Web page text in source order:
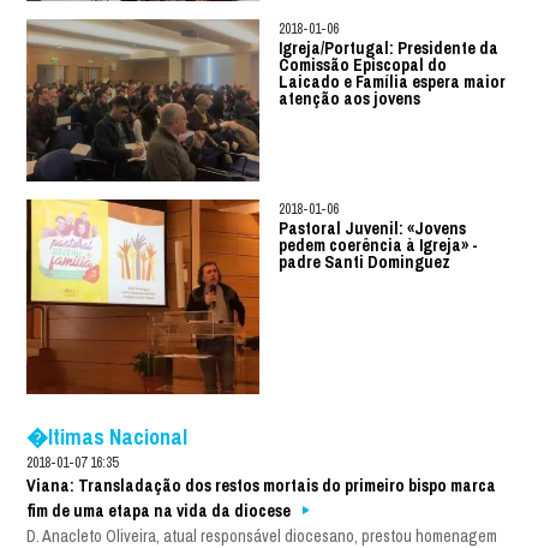
2018-01-06
Igreja/Portugal: Presidente da
Comissão Episcopal do
Laicado e Família espera maior
atenção aos jovens
2018-01-06
Pastoral Juvenil: «Jovens
pedem coerência à Igreja» -
padre Santi Dominguez
�ltimas Nacional
2018-01-07 16:35
Viana: Transladação dos restos mortais do primeiro bispo marca
fim de uma etapa na vida da diocese
D. Anacleto Oliveira, atual responsável diocesano, prestou homenagem